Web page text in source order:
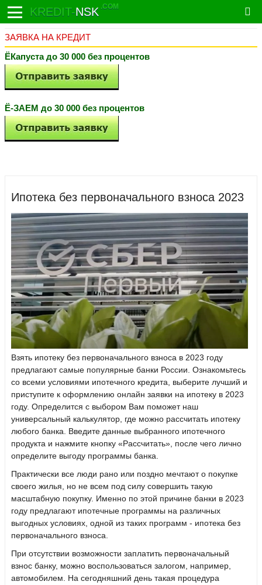
KREDIT-NSK .COM
ЗАЯВКА НА КРЕДИТ
ЁКапуста до 30 000 без процентов
Ё-ЗАЕМ до 30 000 без процентов
Ипотека без первоначального взноса 2023
Взять ипотеку без первоначального взноса в 2023 году
предлагают самые популярные банки России. Ознакомьтесь
со всеми условиями ипотечного кредита, выберите лучший и
приступите к оформлению онлайн заявки на ипотеку в 2023
году. Определится с выбором Вам поможет наш
универсальный калькулятор, где можно рассчитать ипотеку
любого банка. Введите данные выбранного ипотечного
продукта и нажмите кнопку «Рассчитать», после чего лично
определите выгоду программы банка.
Практически все люди рано или поздно мечтают о покупке
своего жилья, но не всем под силу совершить такую
масштабную покупку. Именно по этой причине банки в 2023
году предлагают ипотечные программы на различных
выгодных условиях, одной из таких программ - ипотека без
первоначального взноса.
При отсутствии возможности заплатить первоначальный
взнос банку, можно воспользоваться залогом, например,
автомобилем. На сегодняшний день такая процедура